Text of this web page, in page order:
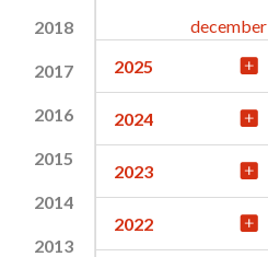
2018
2017
2016
2015
2014
2013
december
2025
2024
2023
2022